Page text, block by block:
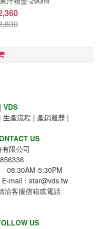
VDS
| 生產流程 | 產銷履歷 |
US
有限公司
08:30AM-5:30PM
mail：star@vds.tw
洽客服信箱或電話
US